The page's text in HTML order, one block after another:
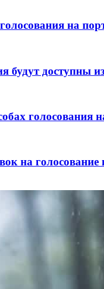
на
будут доступны
голосования
на голосование